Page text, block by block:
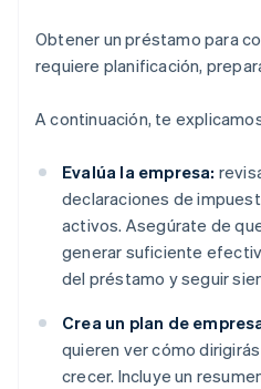
Obtener un préstamo para
requiere planificación,
A continuación, te
Evalúa la empresa:
declaraciones de
activos. Asegúrate de
generar suficiente
del préstamo y seguir
Crea un plan de
quieren ver cómo
crecer. Incluye un